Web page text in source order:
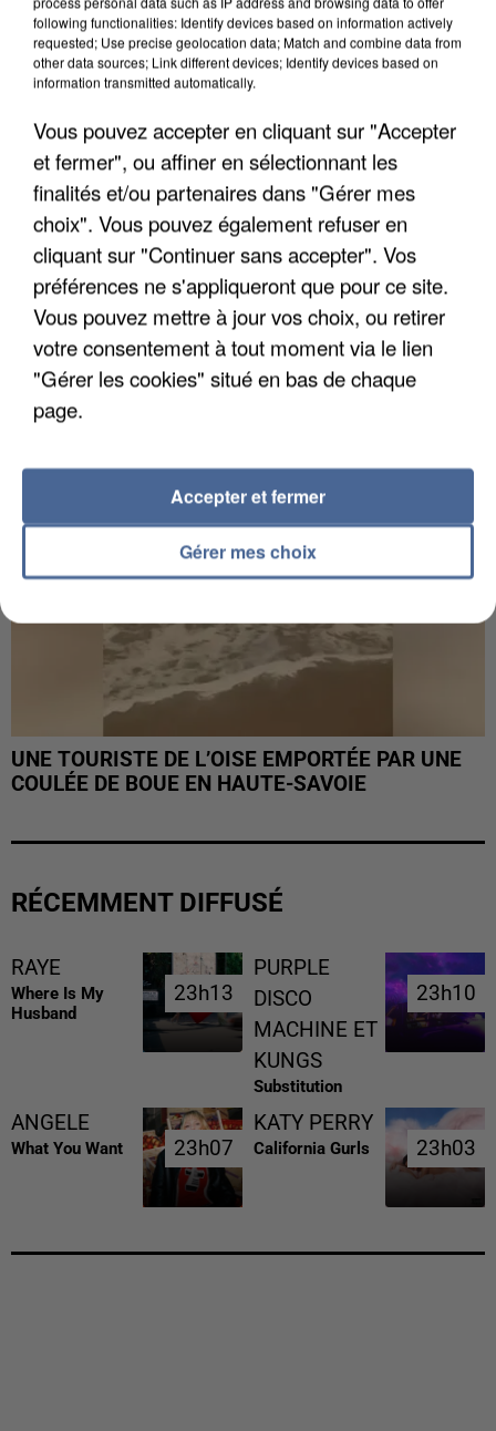
UN SECOND CADRE DE LA DZ MAFIA
INTERPELLÉ EN ALGÉRIE
UNE TOURISTE DE L’OISE EMPORTÉE PAR UNE
COULÉE DE BOUE EN HAUTE-SAVOIE
RÉCEMMENT DIFFUSÉ
RAYE
Where Is My
Husband
23h13
23h13
PURPLE
DISCO
MACHINE ET
KUNGS
Substitution
23h10
23h10
ANGELE
What You Want 23h07
23h07
KATY PERRY
California Gurls 23h03
23h03
following functionalities: Identify devices based on information actively
requested; Use precise geolocation data; Match and combine data from
other data sources; Link different devices; Identify devices based on
information transmitted automatically.
Vous pouvez accepter en cliquant sur "Accepter
et fermer", ou affiner en sélectionnant les
finalités et/ou partenaires dans "Gérer mes
choix". Vous pouvez également refuser en
cliquant sur "Continuer sans accepter". Vos
préférences ne s'appliqueront que pour ce site.
Vous pouvez mettre à jour vos choix, ou retirer
votre consentement à tout moment via le lien
"Gérer les cookies" situé en bas de chaque
page.
Gérer mes choix
Accepter et fermer